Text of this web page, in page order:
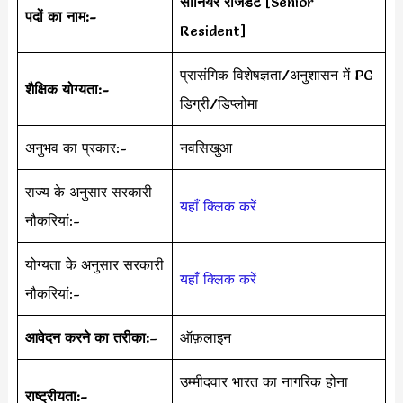
पदों का नाम:-
Resident]
शैक्षिक योग्यता:-
प्रासंगिक विशेषज्ञता/अनुशासन में PG
डिग्री/डिप्लोमा
अनुभव का प्रकार:- नवसिखुआ
राज्य के अनुसार सरकारी
नौकरियां:-
यहाँ क्लिक करें
योग्यता के अनुसार सरकारी
नौकरियां:-
यहाँ क्लिक करें
आवेदन करने का तरीका:– ऑफ़लाइन
राष्ट्रीयता:-
उम्मीदवार भारत का नागरिक होना